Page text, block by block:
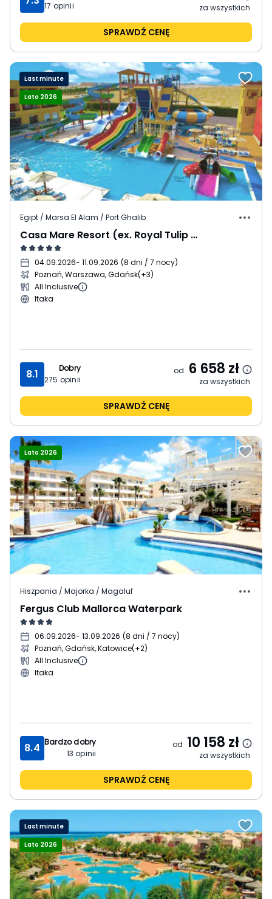
17 opinii za wszystkich
SPRAWDŹ CENĘ
Last minute
Lato 2026
Egipt / Marsa El Alam / Port Ghalib
Casa Mare Resort (ex. Royal Tulip Beach Resort)
04.09.2026- 11.09.2026 (8 dni / 7 nocy)
Poznań, Warszawa, Gdańsk(+3)
All Inclusive
Itaka
8.1
Dobry
275 opinii
od 6 658 zł
za wszystkich
SPRAWDŹ CENĘ
Lato 2026
Hiszpania / Majorka / Magaluf
Fergus Club Mallorca Waterpark
06.09.2026- 13.09.2026 (8 dni / 7 nocy)
Poznań, Gdańsk, Katowice(+2)
All Inclusive
Itaka
8.4 Bardzo dobry
13 opinii
od 10 158 zł
za wszystkich
SPRAWDŹ CENĘ
Last minute
Lato 2026